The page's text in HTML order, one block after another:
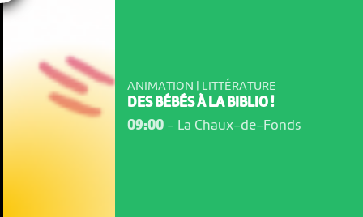
ANIMATION | LITTÉRATURE
DES BÉBÉS À LA BIBLIO !
09:00- La Chaux-de-Fonds